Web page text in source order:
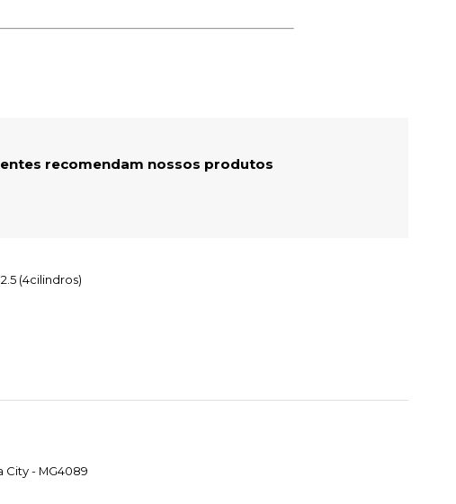
recomendam nossos produtos
(4cilindros)
City - MG4089